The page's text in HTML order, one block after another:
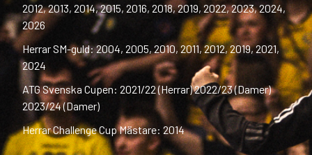
2012, 2013, 2014, 2015, 2016, 2018, 2019, 2022, 2023, 2024,
2026
Herrar SM-guld: 2004, 2005, 2010, 2011, 2012, 2019, 2021,
2024
ATG Svenska Cupen: 2021/22 (Herrar) 2022/23 (Damer)
2023/24 (Damer)
Herrar Challenge Cup Mästare: 2014